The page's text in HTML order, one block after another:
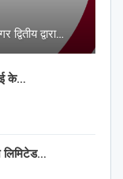
द्वारा…
के…
लिमिटेड…